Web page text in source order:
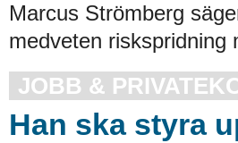
Marcus Strömberg
medveten riskspridning
JOBB &
Han ska styra